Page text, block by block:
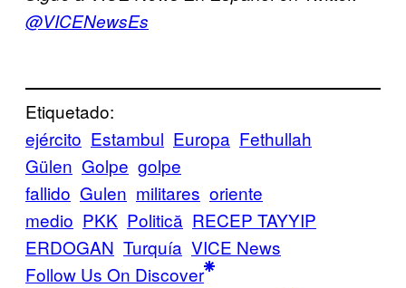
@VICENewsEs
Etiquetado:
ejército Estambul Europa Fethullah
Gülen Golpe golpe
fallido Gulen militares oriente
medio PKK Politică RECEP TAYYIP
ERDOGAN Turquía VICE News
Follow Us On Discover